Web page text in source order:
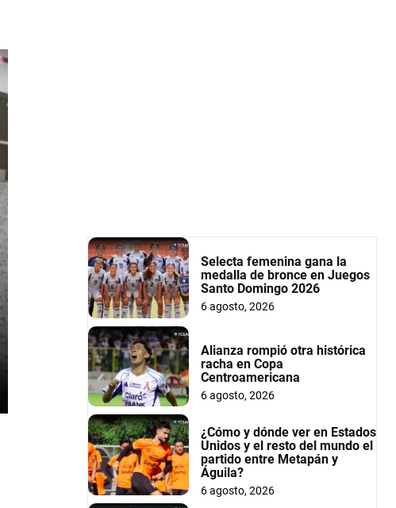
Selecta femenina gana la
medalla de bronce en Juegos
Santo Domingo 2026
6 agosto, 2026
Alianza rompió otra histórica
racha en Copa
Centroamericana
6 agosto, 2026
¿Cómo y dónde ver en Estados
Unidos y el resto del mundo el
partido entre Metapán y
Águila?
6 agosto, 2026